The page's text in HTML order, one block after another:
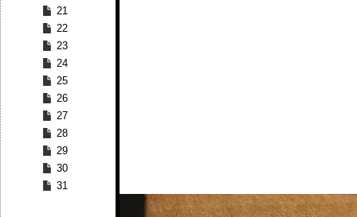
21
22
23
24
25
26
27
28
29
30
31